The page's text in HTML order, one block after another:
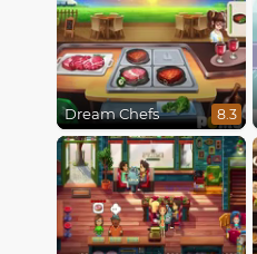
Dream Chefs 8.3